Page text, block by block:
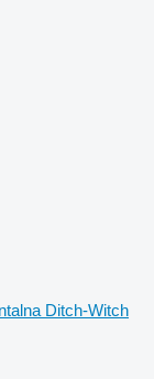
Ditch-Witch